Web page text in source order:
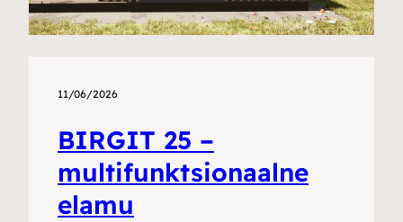
11/06/2026
BIRGIT 25 –
multifunktsionaalne
elamu